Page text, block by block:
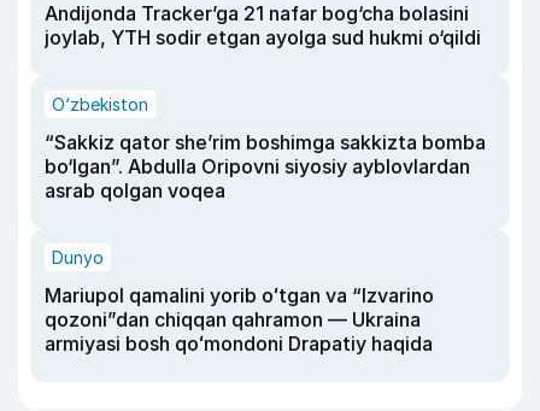
Andijonda Tracker’ga 21 nafar bog‘cha bolasini
joylab, YTH sodir etgan ayolga sud hukmi o‘qildi
O‘zbekiston
“Sakkiz qator she’rim boshimga sakkizta bomba
bo‘lgan”. Abdulla Oripovni siyosiy ayblovlardan
asrab qolgan voqea
Dunyo
Mariupol qamalini yorib oʻtgan va “Izvarino
qozoni”dan chiqqan qahramon — Ukraina
armiyasi bosh qoʻmondoni Drapatiy haqida